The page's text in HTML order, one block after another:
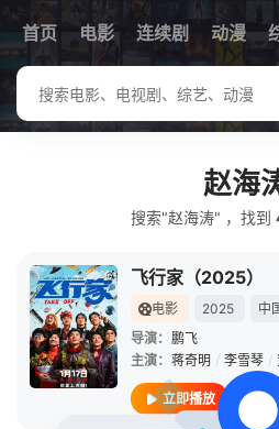
首页 电影 连续剧 动漫
赵海
搜索"赵海涛" ，找到
飞行家（2025）
电影 2025
中
导演： 鹏飞
主演： 蒋奇明 / 李雪琴 /
立即播放